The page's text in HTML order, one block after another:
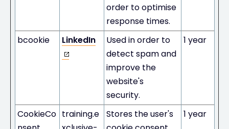
order to optimise
response times.
bcookie LinkedIn
Used in order to
detect spam and
improve the
website's
security.
1 year
CookieCo training.e
Stores the user's
1 year